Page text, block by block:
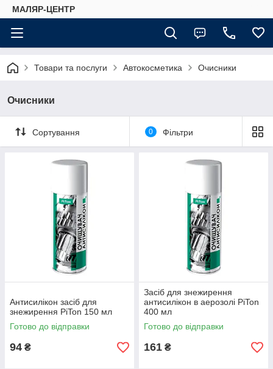
МАЛЯР-ЦЕНТР
Товари та послуги Автокосметика Очисники
Очисники
Сортування 0 Фільтри
Антисилікон засіб для
знежирення PiTon 150 мл
Готово до відправки
94 ₴
Засіб для знежирення
антисилікон в аерозолі PiTon
400 мл
Готово до відправки
161 ₴